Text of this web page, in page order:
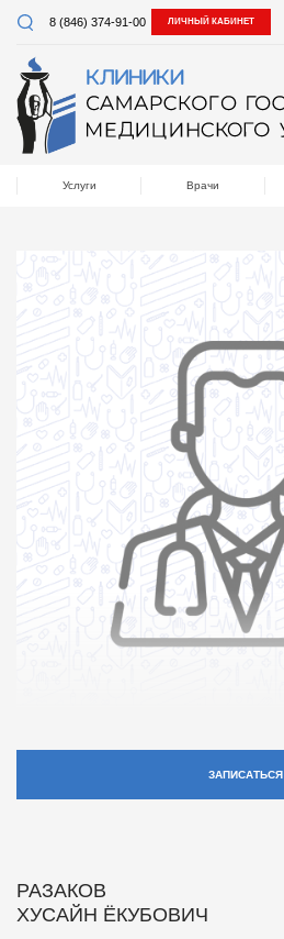
8 (846) 374-91-00 ЛИЧНЫЙ КАБИНЕТ
Услуги Врачи
ЗАПИСАТЬСЯ
РАЗАКОВ
ХУСАЙН ЁКУБОВИЧ